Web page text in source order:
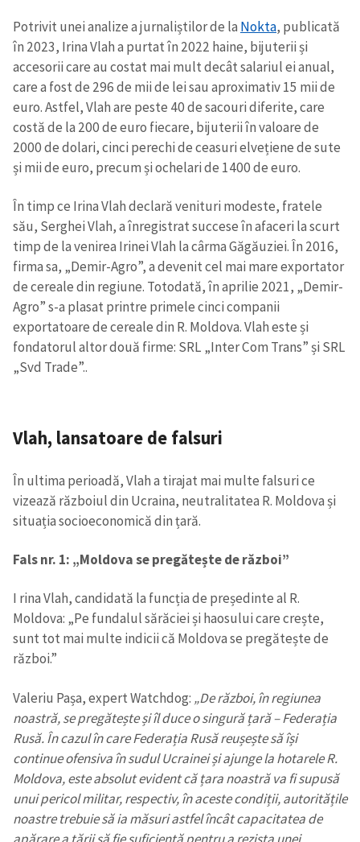
Trimite o informație
Despre ZdG
Potrivit unei analize a jurnaliștilor de la Nokta, publicată
în 2023, Irina Vlah a purtat în 2022 haine, bijuterii și
accesorii care au costat mai mult decât salariul ei anual,
care a fost de 296 de mii de lei sau aproximativ 15 mii de
euro. Astfel, Vlah are peste 40 de sacouri diferite, care
costă de la 200 de euro fiecare, bijuterii în valoare de
2000 de dolari, cinci perechi de ceasuri elvețiene de sute
și mii de euro, precum și ochelari de 1400 de euro.
În timp ce Irina Vlah declară venituri modeste, fratele
său, Serghei Vlah, a înregistrat succese în afaceri la scurt
timp de la venirea Irinei Vlah la cârma Găgăuziei. În 2016,
firma sa, „Demir-Agro”, a devenit cel mai mare exportator
de cereale din regiune. Totodată, în aprilie 2021, „Demir-
Agro” s-a plasat printre primele cinci companii
exportatoare de cereale din R. Moldova. Vlah este și
fondatorul altor două firme: SRL „Inter Com Trans” și SRL
„Svd Trade”..
Vlah, lansatoare de falsuri
În ultima perioadă, Vlah a tirajat mai multe falsuri ce
vizează războiul din Ucraina, neutralitatea R. Moldova și
situația socioeconomică din țară.
Fals nr. 1: „Moldova se pregătește de război”
I rina Vlah, candidată la funcția de președinte al R.
Moldova: „Pe fundalul sărăciei și haosului care crește,
sunt tot mai multe indicii că Moldova se pregătește de
război.”
Valeriu Pașa, expert Watchdog: „De război, în regiunea
noastră, se pregătește și îl duce o singură țară – Federația
Rusă. În cazul în care Federația Rusă reușește să își
continue ofensiva în sudul Ucrainei și ajunge la hotarele R.
Moldova, este absolut evident că țara noastră va fi supusă
unui pericol militar, respectiv, în aceste condiții, autoritățile
noastre trebuie să ia măsuri astfel încât capacitatea de